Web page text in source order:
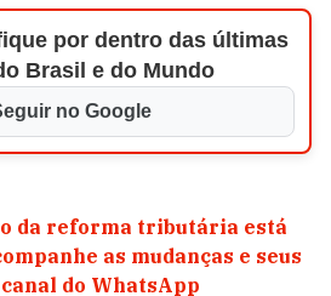
por dentro das últimas
Brasil e do Mundo
no Google
da reforma tributária está
as mudanças e seus
do WhatsApp